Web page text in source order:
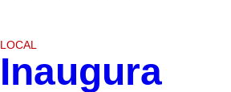
LOCAL
Inaugura